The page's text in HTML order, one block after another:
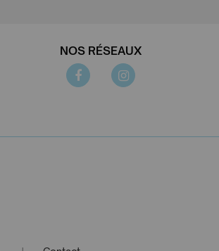
NOS RÉSEAUX